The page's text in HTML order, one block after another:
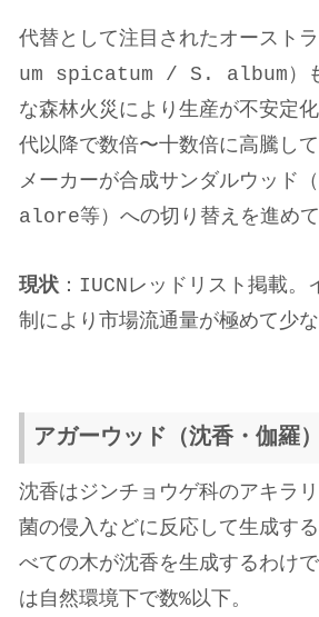
代替として注目されたオースト
um spicatum / S. album）も
な森林火災により生産が不安定
代以降で数倍〜十数倍に高騰し
メーカーが合成サンダルウッド
alore等）への切り替えを進めて
現状：IUCNレッドリスト掲載。
制により市場流通量が極めて少な
アガーウッド（沈香・伽羅）
沈香はジンチョウゲ科のアキラ
菌の侵入などに反応して生成す
べての木が沈香を生成するわけ
は自然環境下で数%以下。